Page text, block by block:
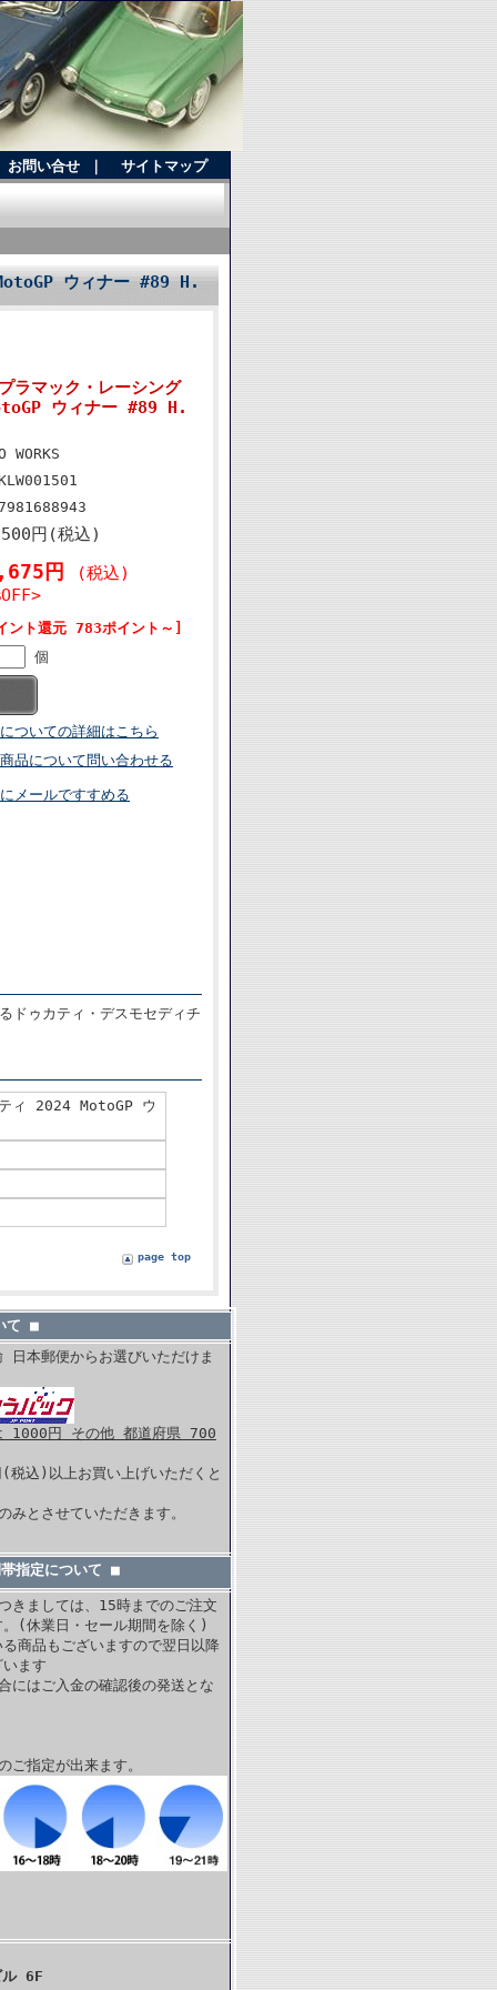
お問い合せ サイトマップ
ウィナー #89 H.
ラマック・レーシング
ウィナー #89 H.
WORKS
円(税込)
円
(税込)
ント還元 783ポイント～]
個
ついての詳細はこちら
品について問い合わせる
メールですすめる
ドゥカティ・デスモセディチ
ィ 2024 MotoGP ウ
page top
て ■
日本郵便からお選びいただけま
1000円 その他 都道府県 700
込)以上お買い上げいただくと
みとさせていただきます。
指定について ■
きましては、15時までのご注文
(休業日・セール期間を除く)
商品もございますので翌日以降
ます
にはご入金の確認後の発送とな
指定が出来ます。
6F